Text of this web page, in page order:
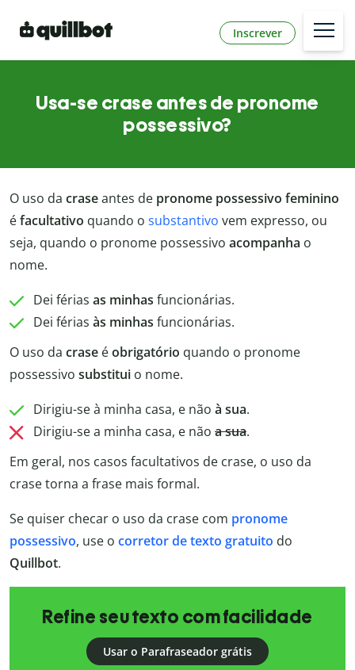
Inscrever
Usa-se crase antes de pronome
possessivo?
O uso da craseantes de pronome possessivo feminino
éfacultativo quando o substantivo vem expresso, ou
seja, quando o pronome possessivo acompanha o
nome.
Dei férias as minhas funcionárias.
Dei férias às minhas funcionárias.
O uso da crase éobrigatório quando o pronome
possessivo substitui o nome.
Dirigiu-se à minha casa, e não à sua.
Dirigiu-se a minha casa, e não a sua.
Em geral, nos casos facultativos de crase, o uso da
crase torna a frase mais formal.
Se quiser checar o uso da crase com pronome
possessivo, use o corretor de texto gratuito do
Quillbot.
Refine seu texto com facilidade
Usar o Parafraseador grátis